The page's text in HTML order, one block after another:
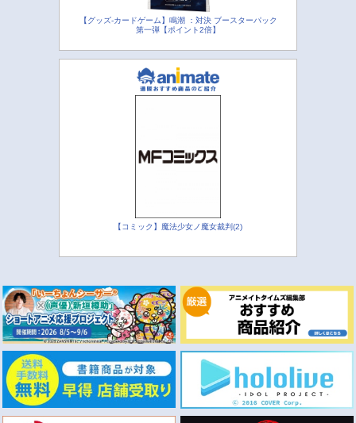
【グッズ-カードゲーム】鳴潮 ：対決 ブースターパック
第一弾【ポイント2倍】
【コミック】魔法少女ノ魔女裁判(2)